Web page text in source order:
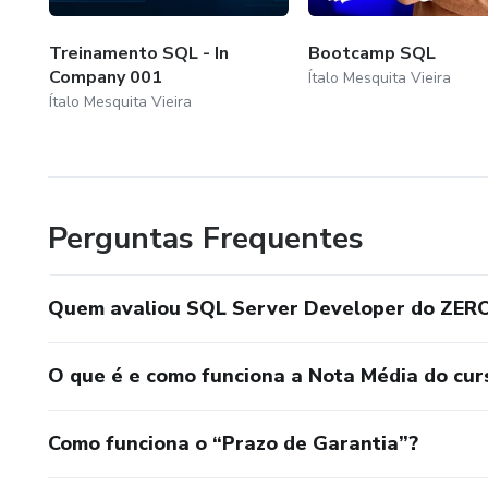
Treinamento SQL - In
Company 001
Ítalo Mesquita Vieira
Bootcamp SQL
Ítalo Mesquita Vieira
Perguntas Frequentes
Quem avaliou SQL Server Developer do
O que é e como funciona a Nota Média do
Como funciona o “Prazo de Garantia”?